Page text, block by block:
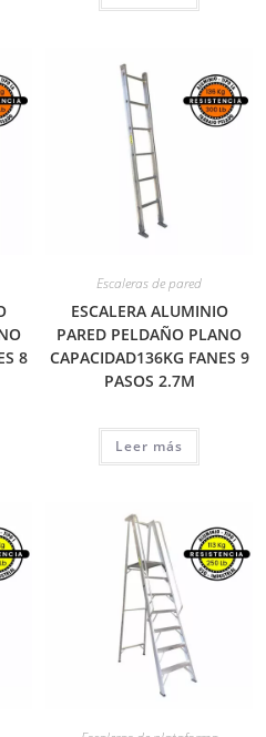
8
Escaleras de pared
ESCALERA ALUMINIO
PARED PELDAÑO PLANO
CAPACIDAD136KG FANES 9
PASOS 2.7M
Leer más